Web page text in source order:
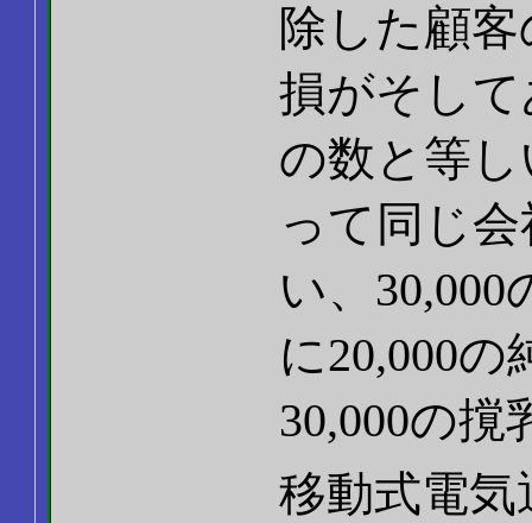
除した顧
損がそし
の数と等
って同じ
い、
に20,000
30,000の撹
移動式電